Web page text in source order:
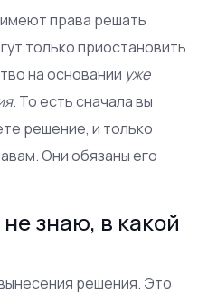
права решать
только приостановить
на основании уже
. То есть сначала вы
решение, и только
Они обязаны его
знаю, в какой
решения. Это